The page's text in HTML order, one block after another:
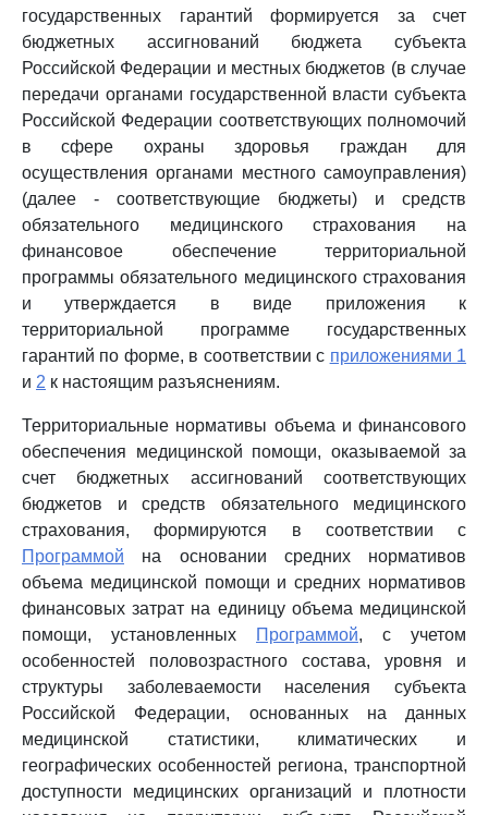
государственных гарантий формируется за счет
бюджетных ассигнований бюджета субъекта
Российской Федерации и местных бюджетов (в случае
передачи органами государственной власти субъекта
Российской Федерации соответствующих полномочий
в сфере охраны здоровья граждан для
осуществления органами местного самоуправления)
(далее - соответствующие бюджеты) и средств
обязательного медицинского страхования на
финансовое обеспечение территориальной
программы обязательного медицинского страхования
и утверждается в виде приложения к
территориальной программе государственных
гарантий по форме, в соответствии с приложениями 1
и 2 к настоящим разъяснениям.
Территориальные нормативы объема и финансового
обеспечения медицинской помощи, оказываемой за
счет бюджетных ассигнований соответствующих
бюджетов и средств обязательного медицинского
страхования, формируются в соответствии с
Программой на основании средних нормативов
объема медицинской помощи и средних нормативов
финансовых затрат на единицу объема медицинской
помощи, установленных
Программой, с учетом
особенностей половозрастного состава, уровня и
структуры заболеваемости населения субъекта
Российской Федерации, основанных на данных
медицинской статистики, климатических и
географических особенностей региона, транспортной
доступности медицинских организаций и плотности